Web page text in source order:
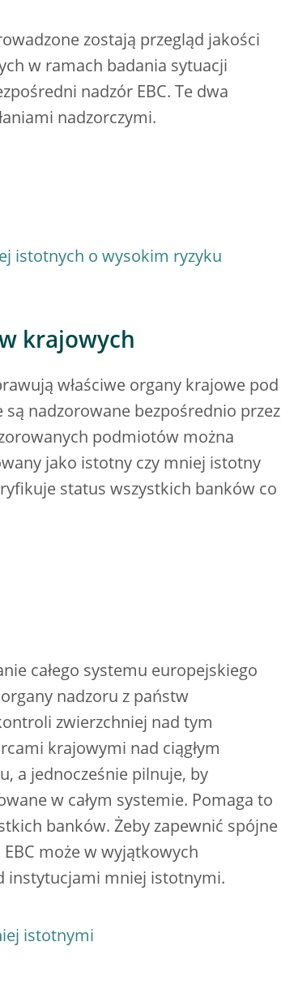
zostają przegląd jakości
w ramach badania sytuacji
nadzór EBC. Te dwa
nadzorczymi.
istotnych o wysokim ryzyku
krajowych
właściwe organy krajowe pod
nadzorowane bezpośrednio przez
podmiotów można
jako istotny czy mniej istotny
status wszystkich banków co
całego systemu europejskiego
nadzoru z państw
zwierzchniej nad tym
krajowymi nad ciągłym
a jednocześnie pilnuje, by
w całym systemie. Pomaga to
banków. Żeby zapewnić spójne
może w wyjątkowych
instytucjami mniej istotnymi.
istotnymi